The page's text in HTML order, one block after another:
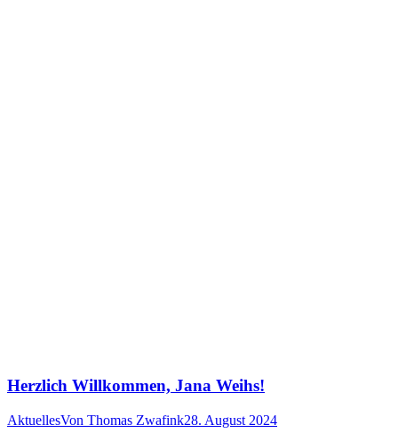
Herzlich Willkommen, Jana Weihs!
AktuellesVon Thomas Zwafink28. August 2024